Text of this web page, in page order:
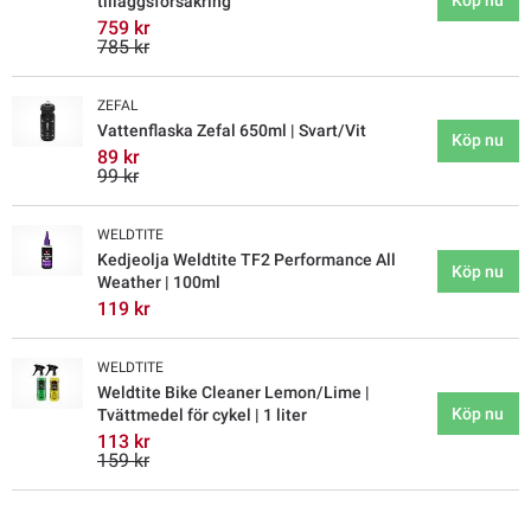
759 kr
785 kr
ZEFAL
Vattenflaska Zefal 650ml | Svart/Vit
89 kr
99 kr
Köp nu
WELDTITE
Kedjeolja Weldtite TF2 Performance All
Weather | 100ml
119 kr
Köp nu
WELDTITE
Weldtite Bike Cleaner Lemon/Lime |
Tvättmedel för cykel | 1 liter
113 kr
159 kr
Köp nu